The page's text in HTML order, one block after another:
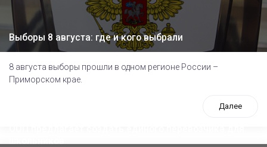
Выборы 8 августа: где и кого выбрали
8 августа выборы прошли в одном регионе России –
Приморском крае.
Далее